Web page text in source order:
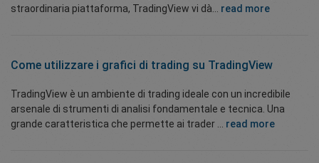
straordinaria piattaforma, TradingView vi dà... read more
Come utilizzare i grafici di trading su TradingView
TradingView è un ambiente di trading ideale con un incredibile
arsenale di strumenti di analisi fondamentale e tecnica. Una
grande caratteristica che permette ai trader ... read more